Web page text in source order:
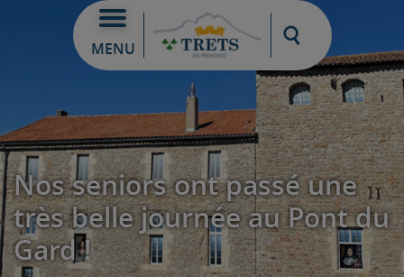
MENU
Moteur de
Nos seniors ont passé une
très belle journée au Pont du
Gard !